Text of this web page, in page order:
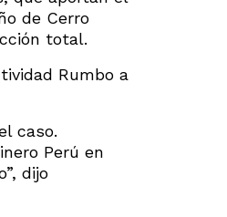
de Cerro
total.
Rumbo a
caso.
Perú en
dijo